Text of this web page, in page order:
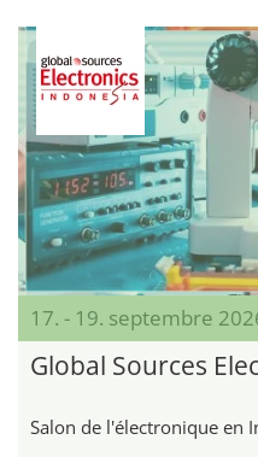
17. - 19. septembre
Global Sources
Salon de l'électronique en